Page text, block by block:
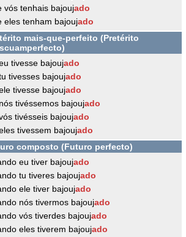
vós tenhais bajoujado
eles tenham bajoujado
mais-que-perfeito (Pretérito
tivesse bajoujado
tivesses bajoujado
tivesse bajoujado
tivéssemos bajoujado
tivésseis bajoujado
tivessem bajoujado
composto (Futuro perfecto)
eu tiver bajoujado
tu tiveres bajoujado
ele tiver bajoujado
nós tivermos bajoujado
vós tiverdes bajoujado
eles tiverem bajoujado